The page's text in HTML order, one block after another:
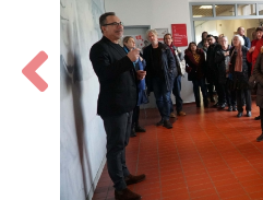
Zurück